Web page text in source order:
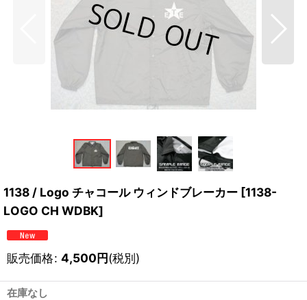
1138 / Logo チャコール ウィンドブレーカー [1138-
LOGO CH WDBK]
販売価格: 4,500円(税別)
在庫なし